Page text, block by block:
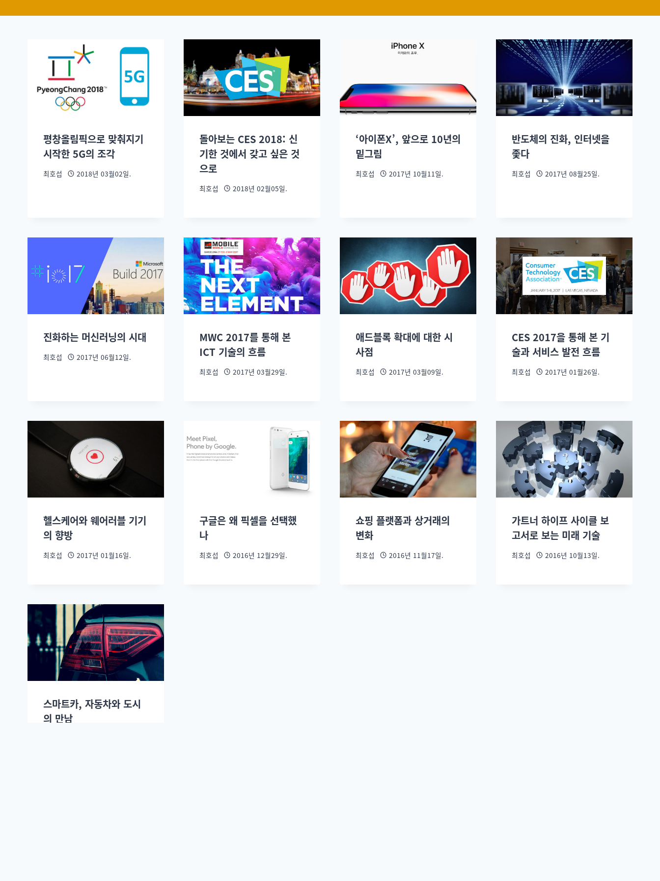
평창올림픽으로 맞춰지기
시작한 5G의 조각
최호섭 2018년 03월02일.
돌아보는 CES 2018: 신
기한 것에서 갖고 싶은 것
으로
최호섭 2018년 02월05일.
‘아이폰X’, 앞으로 10년의
밑그림
최호섭 2017년 10월11일.
반도체의 진화, 인터넷을
좇다
최호섭 2017년 08월25일.
진화하는 머신러닝의 시대
최호섭 2017년 06월12일.
MWC 2017를 통해 본
ICT 기술의 흐름
최호섭 2017년 03월29일.
애드블록 확대에 대한 시
사점
최호섭 2017년 03월09일.
CES 2017을 통해 본 기
술과 서비스 발전 흐름
최호섭 2017년 01월26일.
헬스케어와 웨어러블 기기
의 향방
최호섭 2017년 01월16일.
구글은 왜 픽셀을 선택했
나
최호섭 2016년 12월29일.
쇼핑 플랫폼과 상거래의
변화
최호섭 2016년 11월17일.
가트너 하이프 사이클 보
고서로 보는 미래 기술
최호섭 2016년 10월13일.
스마트카, 자동차와 도시
의 만남